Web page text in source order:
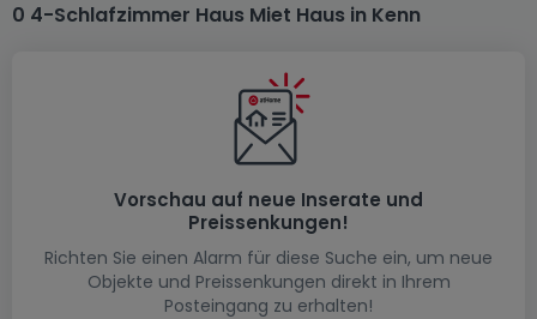
0 4-Schlafzimmer Haus Miet Haus in Kenn
Vorschau auf neue Inserate und
Preissenkungen!
Richten Sie einen Alarm für diese Suche ein, um neue
Objekte und Preissenkungen direkt in Ihrem
Posteingang zu erhalten!